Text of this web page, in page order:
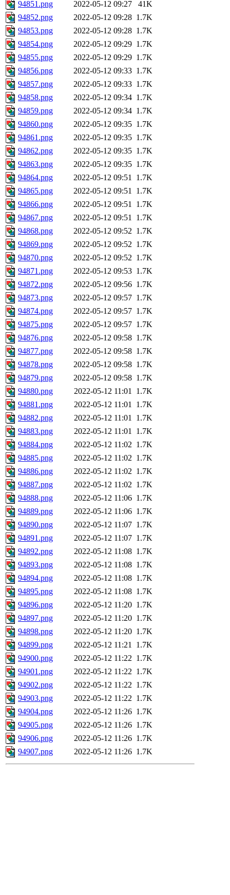
94851.png 2022-05-12 09:27
41K
94852.png
2022-05-12 09:28 1.7K
94853.png
2022-05-12 09:28 1.7K
94854.png
2022-05-12 09:29 1.7K
94855.png
2022-05-12 09:29 1.7K
94856.png
2022-05-12 09:33 1.7K
94857.png
2022-05-12 09:33 1.7K
94858.png
2022-05-12 09:34 1.7K
94859.png
2022-05-12 09:34 1.7K
94860.png
2022-05-12 09:35 1.7K
94861.png
2022-05-12 09:35 1.7K
94862.png
2022-05-12 09:35 1.7K
94863.png
2022-05-12 09:35 1.7K
94864.png
2022-05-12 09:51 1.7K
94865.png
2022-05-12 09:51 1.7K
94866.png
2022-05-12 09:51 1.7K
94867.png
2022-05-12 09:51 1.7K
94868.png
2022-05-12 09:52 1.7K
94869.png
2022-05-12 09:52 1.7K
94870.png
2022-05-12 09:52 1.7K
94871.png
2022-05-12 09:53 1.7K
94872.png
2022-05-12 09:56 1.7K
94873.png
2022-05-12 09:57 1.7K
94874.png
2022-05-12 09:57 1.7K
94875.png
2022-05-12 09:57 1.7K
94876.png
2022-05-12 09:58 1.7K
94877.png
2022-05-12 09:58 1.7K
94878.png
2022-05-12 09:58 1.7K
94879.png
2022-05-12 09:58 1.7K
94880.png
2022-05-12 11:01 1.7K
94881.png
2022-05-12 11:01 1.7K
94882.png
2022-05-12 11:01 1.7K
94883.png
2022-05-12 11:01 1.7K
94884.png
2022-05-12 11:02 1.7K
94885.png
2022-05-12 11:02 1.7K
94886.png
2022-05-12 11:02 1.7K
94887.png
2022-05-12 11:02 1.7K
94888.png
2022-05-12 11:06 1.7K
94889.png
2022-05-12 11:06 1.7K
94890.png
2022-05-12 11:07 1.7K
94891.png
2022-05-12 11:07 1.7K
94892.png
2022-05-12 11:08 1.7K
94893.png
2022-05-12 11:08 1.7K
94894.png
2022-05-12 11:08 1.7K
94895.png
2022-05-12 11:08 1.7K
94896.png
2022-05-12 11:20 1.7K
94897.png
2022-05-12 11:20 1.7K
94898.png
2022-05-12 11:20 1.7K
94899.png
2022-05-12 11:21 1.7K
94900.png
2022-05-12 11:22 1.7K
94901.png
2022-05-12 11:22 1.7K
94902.png
2022-05-12 11:22 1.7K
94903.png
2022-05-12 11:22 1.7K
94904.png
2022-05-12 11:26 1.7K
94905.png
2022-05-12 11:26 1.7K
94906.png
2022-05-12 11:26 1.7K
94907.png
2022-05-12 11:26 1.7K